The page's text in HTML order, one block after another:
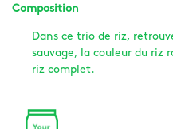
Composition
Dans ce trio de riz,
sauvage, la couleur du riz
riz complet.